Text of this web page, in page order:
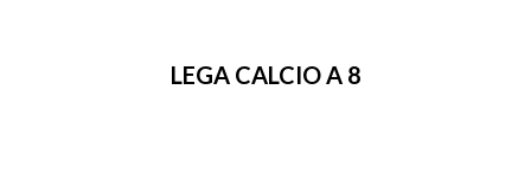
LEGA CALCIO A 8